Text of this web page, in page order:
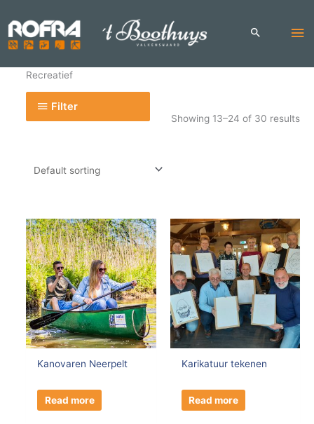
content
Recreatief
Filter
Showing 13–24 of 30 results
Kanovaren Neerpelt
Read more
Karikatuur tekenen
Read more